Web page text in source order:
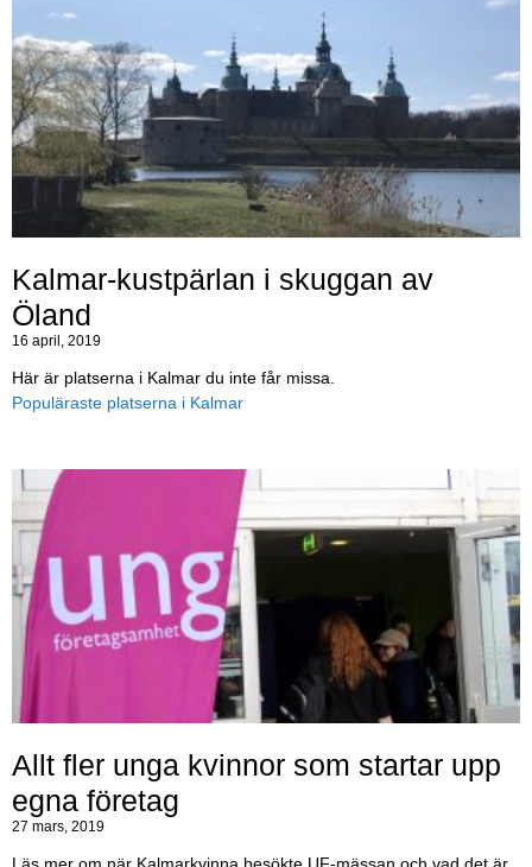
Kalmar-kustpärlan i skuggan av
Öland
16 april, 2019
Här är platserna i Kalmar du inte får missa.
Populäraste platserna i Kalmar
Allt fler unga kvinnor som startar upp
egna företag
27 mars, 2019